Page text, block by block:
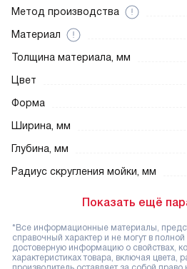
Метод производства
Материал
Толщина материала, мм
Цвет
Форма
Ширина, мм
Глубина, мм
Радиус скругления мойки, мм
Показать ещё
*Все информационные материалы,
справочный характер и не могут в
достоверную информацию о свойствах,
характеристиках товара, включая